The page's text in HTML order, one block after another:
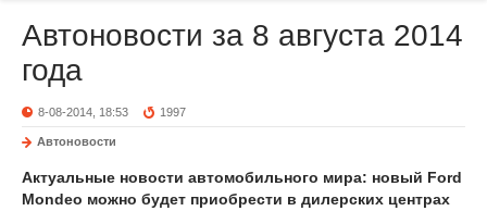
Автоновости за 8 августа 2014
года
8-08-2014, 18:53 1997
Автоновости
Актуальные новости автомобильного мира: новый Ford
Mondeo можно будет приобрести в дилерских центрах